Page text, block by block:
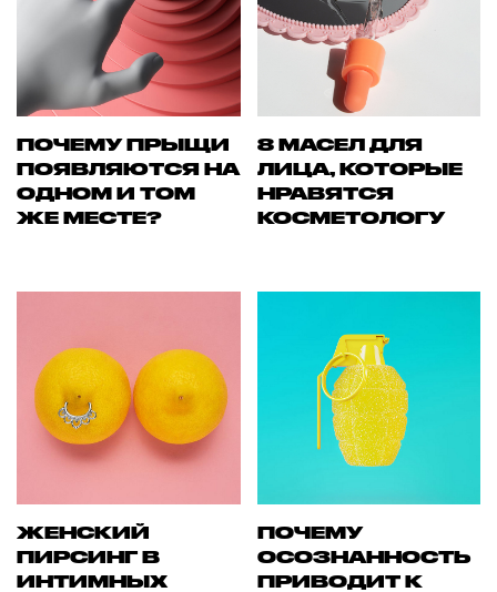
ПОЧЕМУ ПРЫЩИ
ПОЯВЛЯЮТСЯ НА
ОДНОМ И ТОМ
ЖЕ МЕСТЕ?
8 МАСЕЛ ДЛЯ
ЛИЦА, КОТОРЫЕ
НРАВЯТСЯ
КОСМЕТОЛОГУ
ЖЕНСКИЙ
ПИРСИНГ В
ИНТИМНЫХ
ПОЧЕМУ
ОСОЗНАННОСТЬ
ПРИВОДИТ К